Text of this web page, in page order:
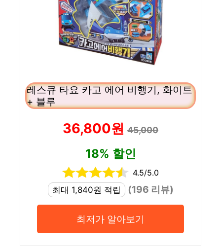
레스큐 타요 카고 에어 비행기, 화이트
+ 블루
36,800원 45,000
18% 할인
4.5/5.0
최대 1,840원 적립
(196 리뷰)
최저가 알아보기